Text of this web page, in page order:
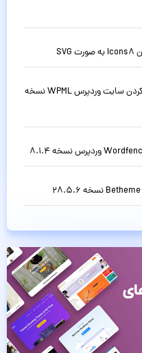
افزونه قدرتمند چند زبانه کردن سایت وردپرس WPML نسخه